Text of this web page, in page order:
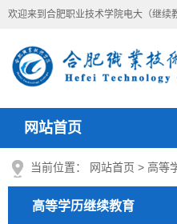
欢迎来到合肥职业技术学院电大（继续
网站首页
当前位置： 网站首页 > 高等
高等学历继续教育